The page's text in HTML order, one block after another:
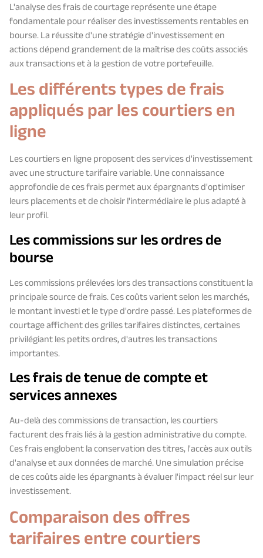
L'analyse des frais de courtage représente une étape
fondamentale pour réaliser des investissements rentables en
bourse. La réussite d'une stratégie d'investissement en
actions dépend grandement de la maîtrise des coûts associés
aux transactions et à la gestion de votre portefeuille.
Les différents types de frais
appliqués par les courtiers en
ligne
Les courtiers en ligne proposent des services d'investissement
avec une structure tarifaire variable. Une connaissance
approfondie de ces frais permet aux épargnants d'optimiser
leurs placements et de choisir l'intermédiaire le plus adapté à
leur profil.
Les commissions sur les ordres de
bourse
Les commissions prélevées lors des transactions constituent la
principale source de frais. Ces coûts varient selon les marchés,
le montant investi et le type d'ordre passé. Les plateformes de
courtage affichent des grilles tarifaires distinctes, certaines
privilégiant les petits ordres, d'autres les transactions
importantes.
Les frais de tenue de compte et
services annexes
Au-delà des commissions de transaction, les courtiers
facturent des frais liés à la gestion administrative du compte.
Ces frais englobent la conservation des titres, l'accès aux outils
d'analyse et aux données de marché. Une simulation précise
de ces coûts aide les épargnants à évaluer l'impact réel sur leur
investissement.
Comparaison des offres
tarifaires entre courtiers